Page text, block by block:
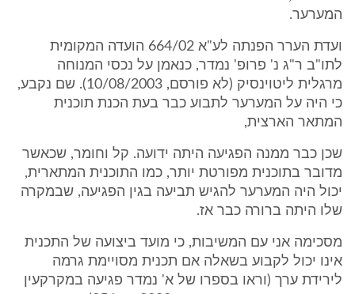
המערער.
ועדת הערר הפנתה לע"א 664/02 הועדה המקומית
לתו"ב ר"ג נ' פרופ' נמדר, כנאמן על נכסי המנוחה
מרגלית ליטוינסיק (לא פורסם, 10/08/2003). שם נקבע,
כי היה על המערער לתבוע כבר בעת הכנת תוכנית
המתאר הארצית,
שכן כבר ממנה הפגיעה היתה ידועה. קל וחומר, שכאשר
מדובר בתוכנית מפורטת יותר, כמו התוכנית המתארית,
יכול היה המערער להגיש תביעה בגין הפגיעה, שבמקרה
שלו היתה ברורה כבר אז.
מסכימה אני עם המשיבות, כי מועד ביצועה של התכנית
אינו יכול לקבוע בשאלה אם תכנית מסויימת גרמה
לירידת ערך (וראו בספרו של א' נמדר פגיעה במקרקעין